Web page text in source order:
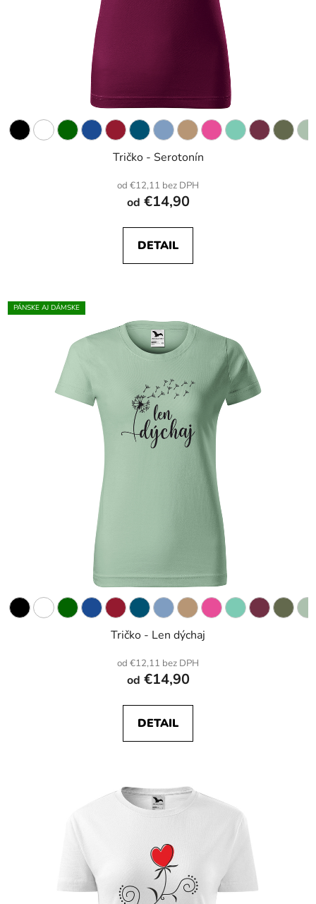
Tričko - Serotonín
od €12,11 bez DPH
od €14,90
DETAIL
PÁNSKE AJ DÁMSKE
Tričko - Len dýchaj
od €12,11 bez DPH
od €14,90
DETAIL